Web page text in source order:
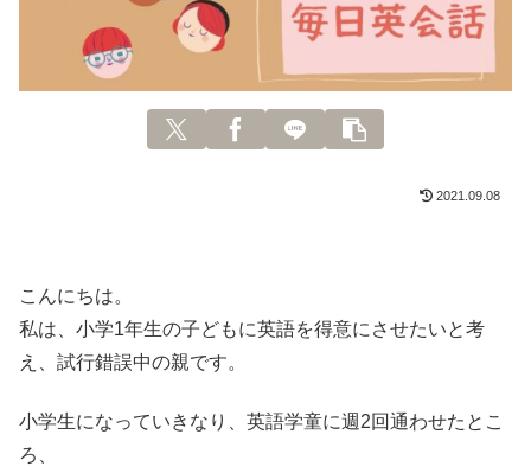
2021.09.08
こんにちは。
私は、小学1年生の子どもに英語を得意にさせたいと考
え、試行錯誤中の親です。
小学生になっていきなり、英語学童に週2回通わせたとこ
ろ、